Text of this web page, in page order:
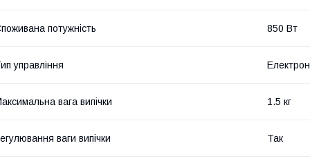
потужність 850 Вт
управління
вага випічки 1.5 кг
ваги випічки Так